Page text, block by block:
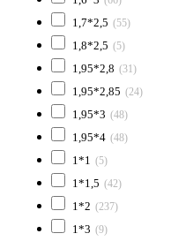
1,7*2,5 (55)
1,8*2,5 (5)
1,95*2,8 (31)
1,95*2,85 (24)
1,95*3 (48)
1,95*4 (48)
1*1 (5)
1*1,5 (42)
1*2 (237)
1*3 (9)